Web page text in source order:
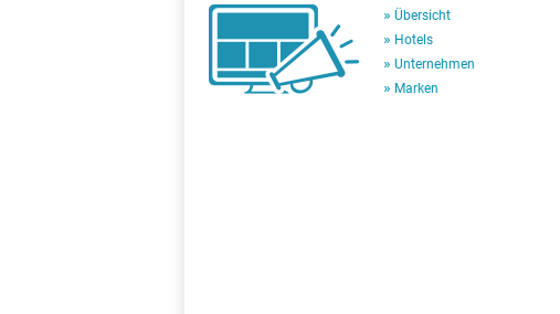
Übersicht
Hotels
Unternehmen
Marken